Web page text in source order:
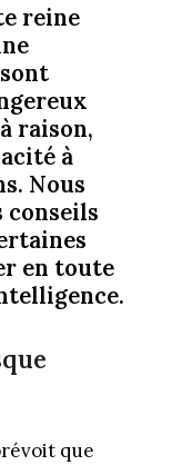
reine
raison,
à
Nous
en toute
que